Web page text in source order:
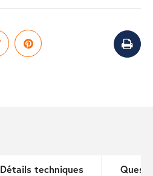
Détails techniques